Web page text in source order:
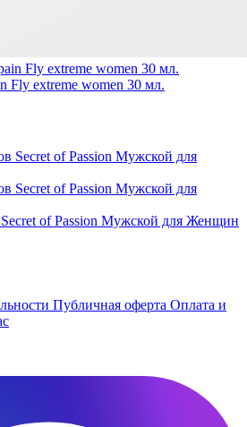
Fly extreme women 30 мл.
of Passion Мужской для Женщин
Публичная оферта Оплата и